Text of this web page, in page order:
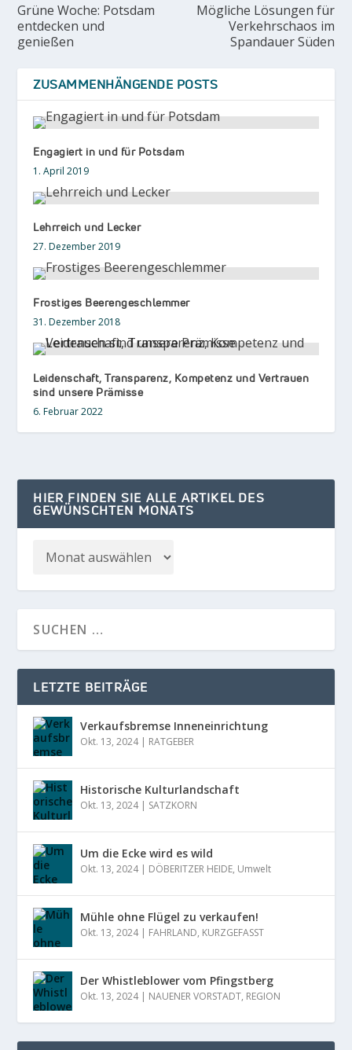
Grüne Woche: Potsdam
entdecken und
genießen
Mögliche Lösungen für
Verkehrschaos im
Spandauer Süden
ZUSAMMENHÄNGENDE POSTS
Engagiert in und für Potsdam
1. April 2019
Lehrreich und Lecker
27. Dezember 2019
Frostiges Beerengeschlemmer
31. Dezember 2018
Leidenschaft, Transparenz, Kompetenz und Vertrauen
sind unsere Prämisse
6. Februar 2022
HIER FINDEN SIE ALLE ARTIKEL DES
GEWÜNSCHTEN MONATS
LETZTE BEITRÄGE
Verkaufsbremse Inneneinrichtung
Okt. 13, 2024| RATGEBER
Historische Kulturlandschaft
Okt. 13, 2024| SATZKORN
Um die Ecke wird es wild
Okt. 13, 2024| DÖBERITZER HEIDE, Umwelt
Mühle ohne Flügel zu verkaufen!
Okt. 13, 2024| FAHRLAND, KURZGEFASST
Der Whistleblower vom Pfingstberg
Okt. 13, 2024| NAUENER VORSTADT, REGION